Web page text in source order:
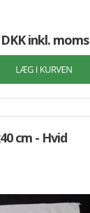
inkl. moms
cm - Hvid